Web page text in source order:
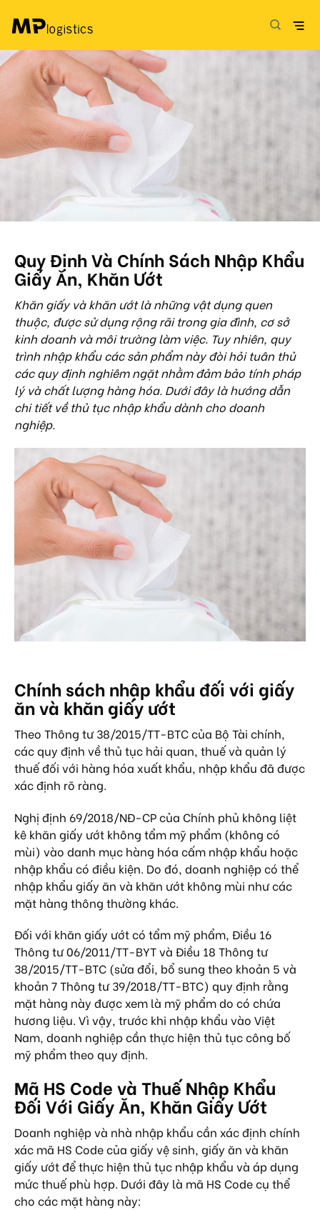
Quy Định Và Chính Sách Nhập Khẩu
Giấy Ăn, Khăn Ướt
Khăn giấy và khăn ướt là những vật dụng quen
thuộc, được sử dụng rộng rãi trong gia đình, cơ sở
kinh doanh và môi trường làm việc. Tuy nhiên, quy
trình nhập khẩu các sản phẩm này đòi hỏi tuân thủ
các quy định nghiêm ngặt nhằm đảm bảo tính pháp
lý và chất lượng hàng hóa. Dưới đây là hướng dẫn
chi tiết về thủ tục nhập khẩu dành cho doanh
nghiệp.
Chính sách nhập khẩu đối với giấy
ăn và khăn giấy ướt
Theo Thông tư 38/2015/TT-BTC của Bộ Tài chính,
các quy định về thủ tục hải quan, thuế và quản lý
thuế đối với hàng hóa xuất khẩu, nhập khẩu đã được
xác định rõ ràng.
Nghị định 69/2018/NĐ-CP của Chính phủ không liệt
kê khăn giấy ướt không tẩm mỹ phẩm (không có
mùi) vào danh mục hàng hóa cấm nhập khẩu hoặc
nhập khẩu có điều kiện. Do đó, doanh nghiệp có thể
nhập khẩu giấy ăn và khăn ướt không mùi như các
mặt hàng thông thường khác.
Đối với khăn giấy ướt có tẩm mỹ phẩm, Điều 16
Thông tư 06/2011/TT-BYT và Điều 18 Thông tư
38/2015/TT-BTC (sửa đổi, bổ sung theo khoản 5 và
khoản 7 Thông tư 39/2018/TT-BTC) quy định rằng
mặt hàng này được xem là mỹ phẩm do có chứa
hương liệu. Vì vậy, trước khi nhập khẩu vào Việt
Nam, doanh nghiệp cần thực hiện thủ tục công bố
mỹ phẩm theo quy định.
Mã HS Code và Thuế Nhập Khẩu
Đối Với Giấy Ăn, Khăn Giấy Ướt
Doanh nghiệp và nhà nhập khẩu cần xác định chính
xác mã HS Code của giấy vệ sinh, giấy ăn và khăn
giấy ướt để thực hiện thủ tục nhập khẩu và áp dụng
mức thuế phù hợp. Dưới đây là mã HS Code cụ thể
cho các mặt hàng này: